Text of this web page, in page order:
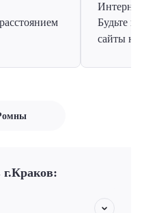
Будьте
сайты на
г.Краков: